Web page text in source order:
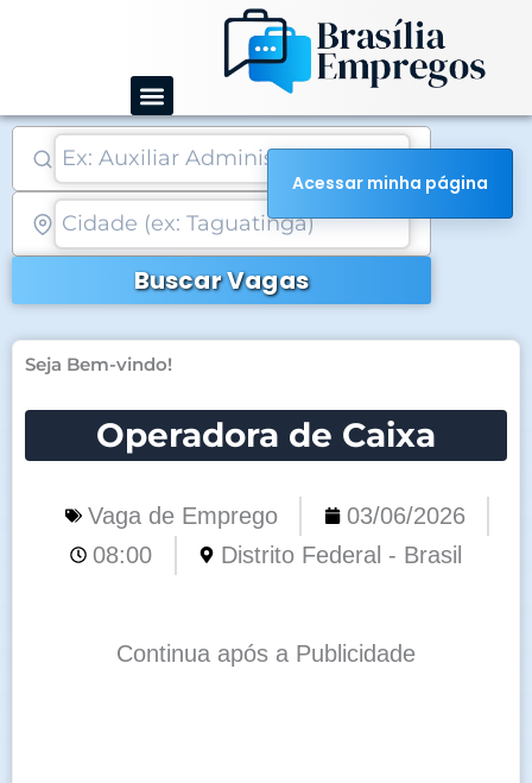
conteúdo
Buscar Vagas
Seja Bem-vindo!
Operadora de Caixa
Vaga de Emprego
03/06/2026
08:00
Distrito Federal - Brasil
Continua após a Publicidade
Acessar minha página